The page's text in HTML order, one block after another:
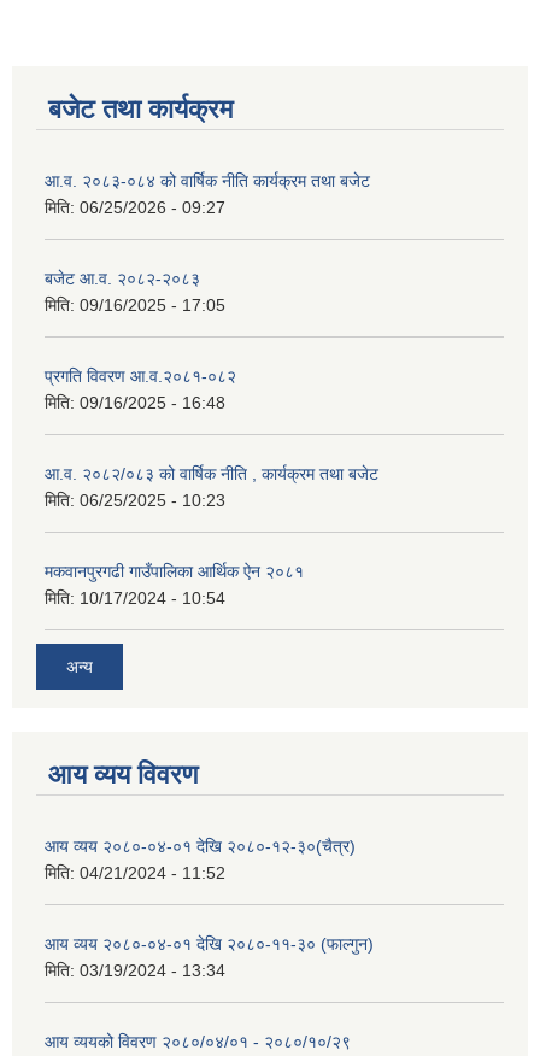
बजेट तथा कार्यक्रम
आ.व. २०८३-०८४ को वार्षिक नीति कार्यक्रम तथा बजेट
मिति: 06/25/2026 - 09:27
बजेट आ.व. २०८२-२०८३
मिति: 09/16/2025 - 17:05
प्रगति विवरण आ.व.२०८१-०८२
मिति: 09/16/2025 - 16:48
आ.व. २०८२/०८३ को वार्षिक नीति , कार्यक्रम तथा बजेट
मिति: 06/25/2025 - 10:23
मकवानपुरगढी गाउँपालिका आर्थिक ‌‌‌ऐन २०८१
मिति: 10/17/2024 - 10:54
अन्य
आय व्यय विवरण
आय व्यय २०८०-०४-०१ देखि २०८०-१२-३०(चैत्र)
मिति: 04/21/2024 - 11:52
आय व्यय २०८०-०४-०१ देखि २०८०-११-३० (फाल्गुन)
मिति: 03/19/2024 - 13:34
आय व्ययको विवरण २०८०/०४/०१ - २०८०/१०/२९